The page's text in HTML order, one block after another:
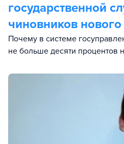
государственной
чиновников нового
Почему в системе
не больше десяти процентов